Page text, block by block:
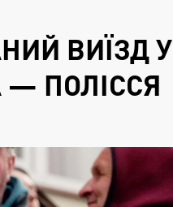
ВИЇЗД
— ПОЛІССЯ